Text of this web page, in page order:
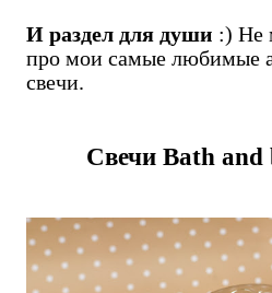
И раздел для души :) Не
про мои самые любимые
свечи.
Свечи Bath